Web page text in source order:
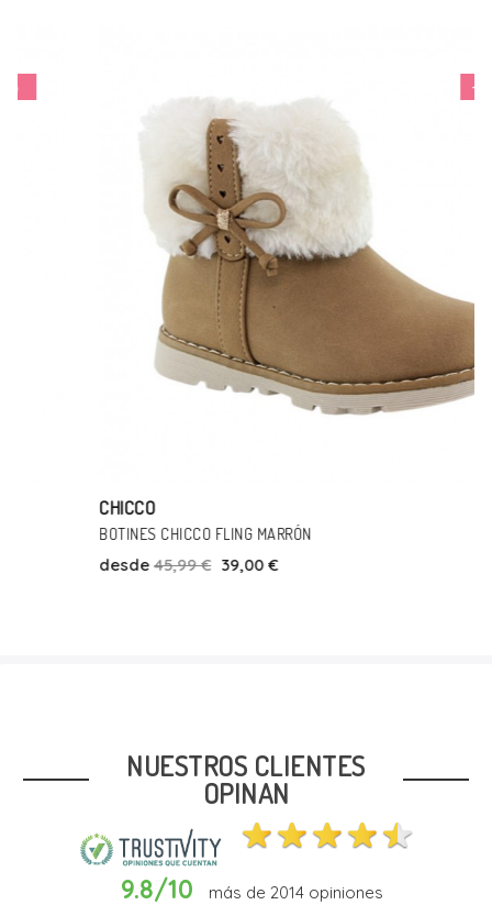
BOTINES CHICCO FLING MARRÓN
45,99 € 39,00 €
NUESTROS CLIENTES
OPINAN
9.8/10 más de 2014opiniones